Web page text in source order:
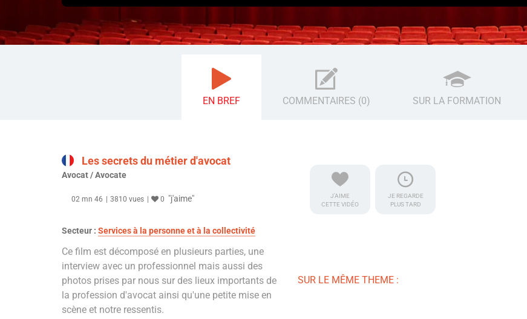
EN BREF COMMENTAIRES (0) SUR LA FORMATION
Les secrets du métier d'avocat
Avocat / Avocate
02 mn 46 3810 vues 0 "j'aime"
Secteur : Services à la personne et à la collectivité
Ce film est décomposé en plusieurs parties, une
interview avec un professionnel mais aussi des
photos prises par nous sur des lieux importants de
la profession d'avocat ainsi qu'une petite mise en
scène et notre ressentis.
J'AIME
CETTE VIDÉO
JE REGARDE
PLUS TARD
SUR LE MÊME THEME :